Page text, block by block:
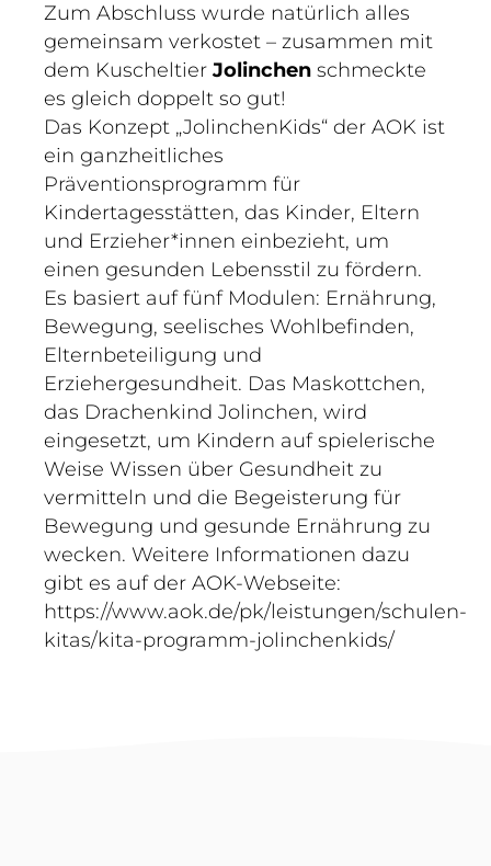
Zum Abschluss wurde natürlich alles
gemeinsam verkostet – zusammen mit
dem Kuscheltier Jolinchen schmeckte
es gleich doppelt so gut!
Das Konzept „JolinchenKids“ der AOK ist
ein ganzheitliches
Präventionsprogramm für
Kindertagesstätten, das Kinder, Eltern
und Erzieher*innen einbezieht, um
einen gesunden Lebensstil zu fördern.
Es basiert auf fünf Modulen: Ernährung,
Bewegung, seelisches Wohlbefinden,
Elternbeteiligung und
Erziehergesundheit. Das Maskottchen,
das Drachenkind Jolinchen, wird
eingesetzt, um Kindern auf spielerische
Weise Wissen über Gesundheit zu
vermitteln und die Begeisterung für
Bewegung und gesunde Ernährung zu
wecken. Weitere Informationen dazu
gibt es auf der AOK-Webseite:
https://www.aok.de/pk/leistungen/schulen-
kitas/kita-programm-jolinchenkids/